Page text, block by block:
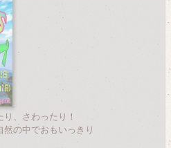
、さわったり！
の中でおもいっきり